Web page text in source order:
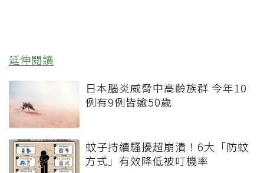
延伸閱讀
日本腦炎威脅中高齡族群 今年10
例有9例皆逾50歲
蚊子持續騷擾超崩潰！6大「防蚊
方式」有效降低被叮機率